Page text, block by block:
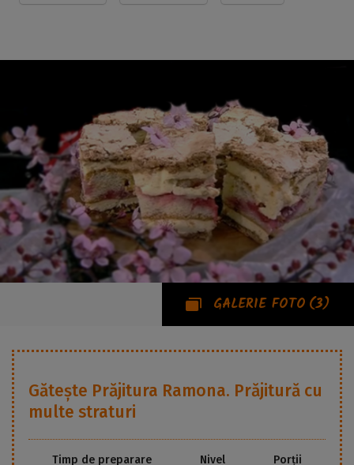
GALERIE FOTO (3)
Gătește Prăjitura Ramona. Prăjitură cu
multe straturi
Timp de preparare Nivel Porții